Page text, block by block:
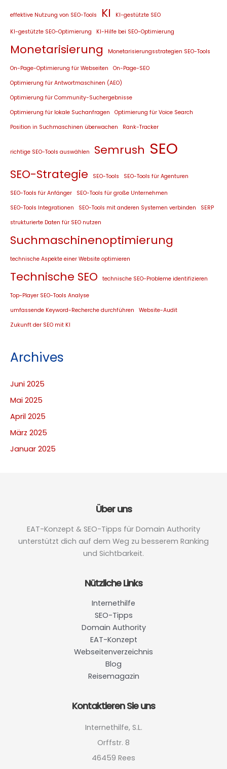
effektive Nutzung von SEO-Tools KI KI-gestützte SEO
KI-gestützte SEO-Optimierung KI-Hilfe bei SEO-Optimierung
Monetarisierung Monetarisierungsstrategien SEO-Tools
On-Page-Optimierung für Webseiten
On-Page-SEO
Optimierung für Antwortmaschinen (AEO)
Optimierung für Community-Suchergebnisse
Optimierung für lokale Suchanfragen
Optimierung für Voice Search
Position in Suchmaschinen überwachen
Rank-Tracker
richtige SEO-Tools auswählen Semrush SEO
SEO-Strategie SEO-Tools SEO-Tools für Agenturen
SEO-Tools für Anfänger
SEO-Tools für große Unternehmen
SEO-Tools Integrationen
SEO-Tools mit anderen Systemen verbinden
SERP
strukturierte Daten für SEO nutzen
Suchmaschinenoptimierung
technische Aspekte einer Website optimieren
Technische SEO technische SEO-Probleme identifizieren
Top-Player SEO-Tools Analyse
umfassende Keyword-Recherche durchführen
Website-Audit
Zukunft der SEO mit KI
Archives
Juni 2025
Mai 2025
April 2025
März 2025
Januar 2025
Über uns
EAT-Konzept & SEO-Tipps für Domain Authority
unterstützt dich auf dem Weg zu besserem Ranking
und Sichtbarkeit.
Nützliche Links
Internethilfe
SEO-Tipps
Domain Authority
EAT-Konzept
Webseitenverzeichnis
Blog
Reisemagazin
Kontaktieren Sie uns
Internethilfe, S.L.
Orffstr. 8
46459 Rees